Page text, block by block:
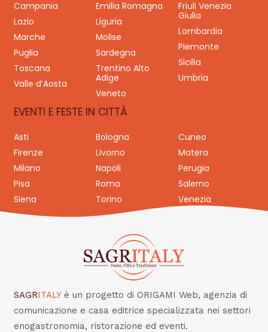
Campania
Emilia Romagna
Friuli Venezia
Giulia
Lazio
Liguria
Lombardia
Marche
Molise
Piemonte
Puglia
Sardegna
Sicilia
Toscana
Trentino Alto
Adige
Umbria
Valle d’Aosta
Veneto
EVENTI E FESTE IN CITTÀ
Asti Bologna
Cuneo
Firenze
Livorno
Matera
Milano
Napoli
Perugia
Pisa
Roma
Salerno
Siena
Torino Venezia
SAGRITALY è un progetto di ORIGAMI Web, agenzia di
comunicazione e casa editrice specializzata nei settori
enogastronomia, ristorazione ed eventi.